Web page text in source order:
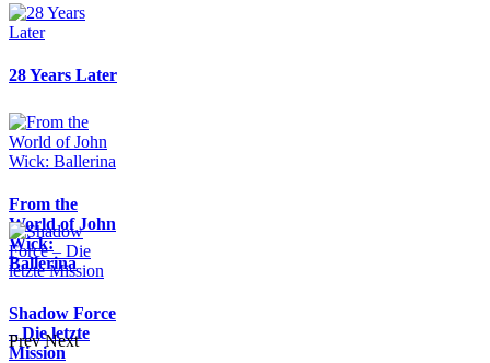
28 Years Later
From the
World of John
Wick:
Ballerina
Shadow Force
– Die letzte
Mission
Prev Next